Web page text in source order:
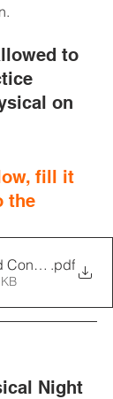
to
on
fill it
the
Form
.pdf
Night